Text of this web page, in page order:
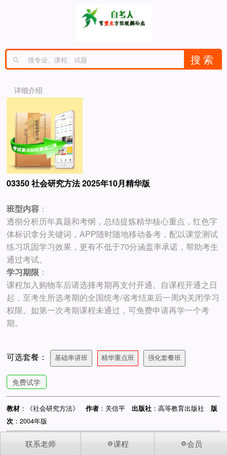
详细介绍
03350 社会研究方法 2025年10月精华版
班型内容：
透彻分析历年真题和考纲，总结提炼精华核心重点，红色字
体标识拿分关键词，APP随时随地移动备考，配以课堂测试
练习巩固学习效果，更有不低于70分涵盖率承诺，帮助考生
通过考试。
学习期限：
课程加入购物车后请选择考期再支付开通。自课程开通之日
起，至考生所选考期的全国统考/省考结束后一周内关闭学习
权限。如第一次考期课程未通过，可免费申请再学一个考
期。
可选套餐： 基础串讲班 精华重点班 强化套餐班
免费试学
教材：《社会研究方法》 作者：关信平 出版社：高等教育出版社 版
次：2004年版
您访问的是手机版网站
联系老师 课程 会员